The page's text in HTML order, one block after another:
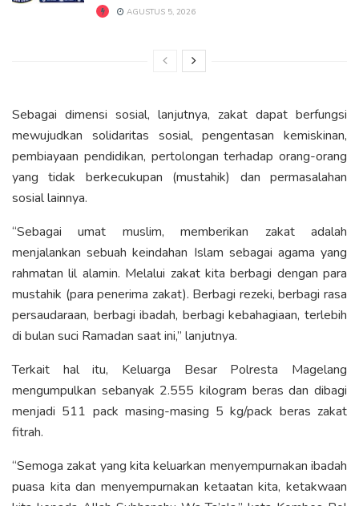
AGUSTUS 5, 2026
Sebagai dimensi sosial, lanjutnya, zakat dapat berfungsi
mewujudkan solidaritas sosial, pengentasan kemiskinan,
pembiayaan pendidikan, pertolongan terhadap orang-orang
yang tidak berkecukupan (mustahik) dan permasalahan
sosial lainnya.
“Sebagai umat muslim, memberikan zakat adalah
menjalankan sebuah keindahan Islam sebagai agama yang
rahmatan lil alamin. Melalui zakat kita berbagi dengan para
mustahik (para penerima zakat). Berbagi rezeki, berbagi rasa
persaudaraan, berbagi ibadah, berbagi kebahagiaan, terlebih
di bulan suci Ramadan saat ini,” lanjutnya.
Terkait hal itu, Keluarga Besar Polresta Magelang
mengumpulkan sebanyak 2.555 kilogram beras dan dibagi
menjadi 511 pack masing-masing 5 kg/pack beras zakat
fitrah.
“Semoga zakat yang kita keluarkan menyempurnakan ibadah
puasa kita dan menyempurnakan ketaatan kita, ketakwaan